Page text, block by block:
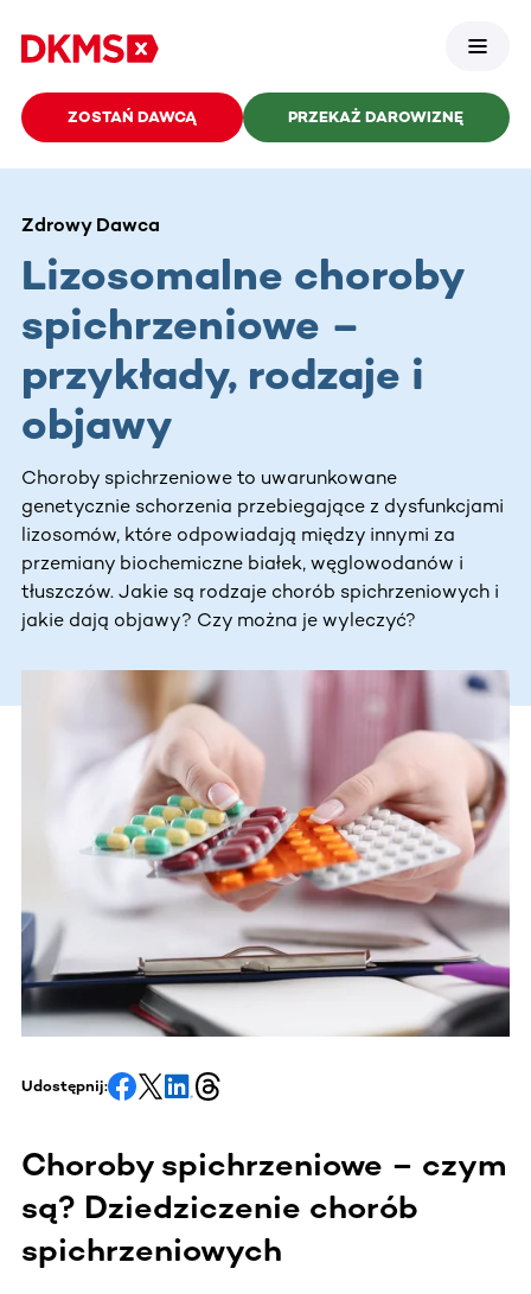
ZOSTAŃ DAWCĄ PRZEKAŻ DAROWIZNĘ
Zdrowy Dawca
Lizosomalne choroby
spichrzeniowe –
przykłady, rodzaje i
objawy
Choroby spichrzeniowe to uwarunkowane
genetycznie schorzenia przebiegające z dysfunkcjami
lizosomów, które odpowiadają między innymi za
przemiany biochemiczne białek, węglowodanów i
tłuszczów. Jakie są rodzaje chorób spichrzeniowych i
jakie dają objawy? Czy można je wyleczyć?
Udostępnij:
Choroby spichrzeniowe – czym
są? Dziedziczenie chorób
spichrzeniowych